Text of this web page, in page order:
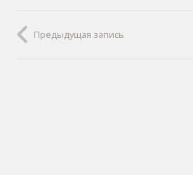
Предыдущая запись